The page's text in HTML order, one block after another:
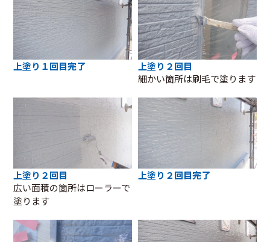
上塗り１回目完了
上塗り２回目
細かい箇所は刷毛で塗ります
上塗り２回目
広い面積の箇所はローラーで
塗ります
上塗り２回目完了